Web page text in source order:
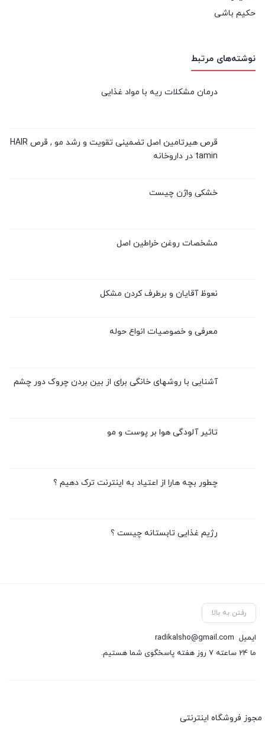
حکیم باشی
نوشته‌های مرتبط
درمان مشکلات ریه با مواد غذایی
قرص هیرتامین اصل تضمینی تقویت و رشد مو , قرص HAIR
tamin در داروخانه
خشکی واژن چیست
مشخصات روغن خراطین اصل
نعوظ آقایان و برطرف کردن مشکل
معرفی و خصوصیات انواع حوله
آشنایی با روشهای خانگی برای از بین بردن چروک دور چشم
تاثیر آلودگی هوا بر پوست و مو
چطور بچه هارا از اعتیاد به اینترنت ترک دهیم ؟
رژیم غذایی تابستانه چیست ؟
رفتن به بالا
ایمیل radikalsho@gmail.com
ما 24 ساعته 7 روز هفته پاسخگوی شما هستیم.
مجوز فروشگاه اینترنتی